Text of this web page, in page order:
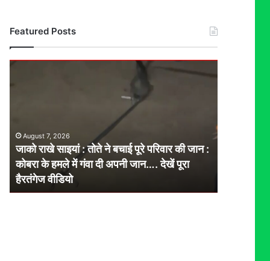
Featured Posts
बचाई
परिवार
की
जान
August 7, 2026
जाको राखे साइयां : तोते ने बचाई पूरे परिवार की जान :
कोबरा के हमले में गंवा दी अपनी जान…. देखें पूरा
हैरतंगेज वीडियो